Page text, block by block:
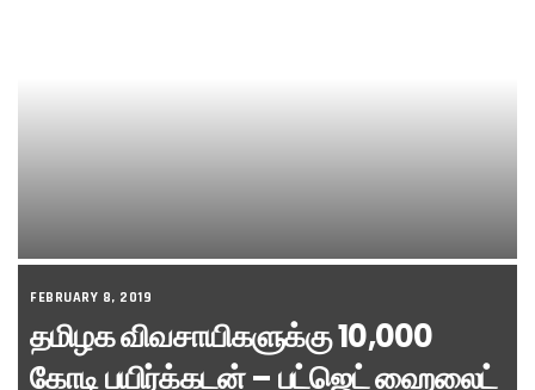
FEBRUARY 8, 2019
தமிழக விவசாயிகளுக்கு 10,000
கோடி பயிர்க்கடன் – பட்ஜெட் ஹைலைட்